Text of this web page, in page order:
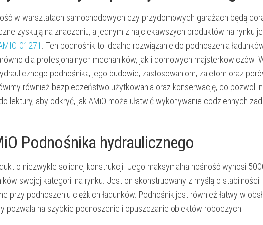
w warsztatach samochodowych czy przydomowych garażach będą
zyskują na znaczeniu, a jednym z najciekawszych produktów na rynku
01271 . Ten podnośnik to idealne rozwiązanie do podnoszenia
dla profesjonalnych mechaników, jak i domowych majsterkowiczów.
podnośnika, jego budowie, zastosowaniom, zaletom oraz
również bezpieczeństwo użytkowania oraz konserwację, co pozwoli
lektury, aby odkryć, jak AMiO może ułatwić wykonywanie codziennych
Podnośnika hydraulicznego
o niezwykle solidnej konstrukcji. Jego maksymalna nośność wynosi
swojej kategorii na rynku. Jest on skonstruowany z myślą o
przy podnoszeniu ciężkich ładunków. Podnośnik jest również łatwy w
pozwala na szybkie podnoszenie i opuszczanie obiektów roboczych.